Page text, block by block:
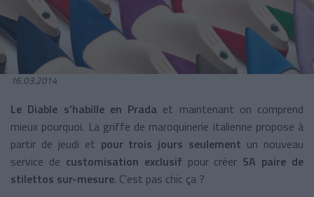
16.03.2014
Le Diable s’habille en Prada et maintenant on comprend
mieux pourquoi. La griffe de maroquinerie italienne propose à
partir de jeudi et pour trois jours seulement un nouveau
service de customisation exclusif pour créer SA paire de
stilettos sur-mesure. C’est pas chic ça ?